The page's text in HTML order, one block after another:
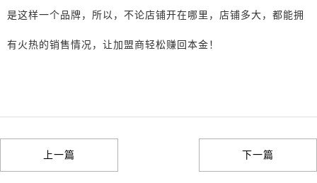
是这样一个品牌，所以，不论店铺开在哪里，店铺多大，都能拥
有火热的销售情况，让加盟商轻松赚回本金！
上一篇 下一篇